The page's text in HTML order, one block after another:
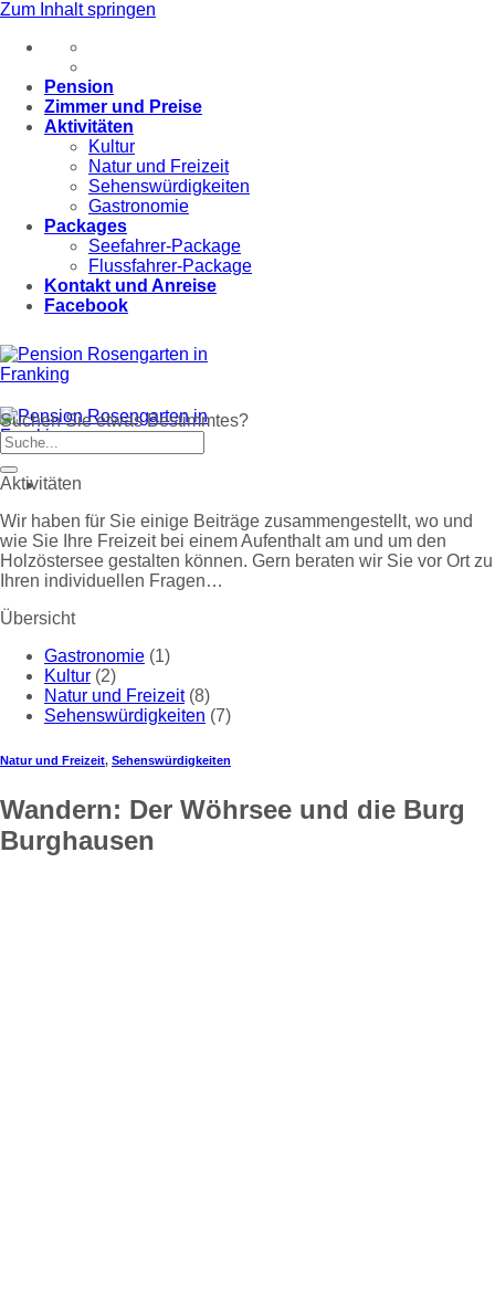
Zum Inhalt springen
Pension
Zimmer und Preise
Aktivitäten
Kultur
Natur und Freizeit
Sehenswürdigkeiten
Gastronomie
Packages
Seefahrer-Package
Flussfahrer-Package
Kontakt und Anreise
Facebook
Suchen Sie etwas Bestimmtes?
Aktivitäten
Wir haben für Sie einige Beiträge zusammengestellt, wo und
wie Sie Ihre Freizeit bei einem Aufenthalt am und um den
Holzöstersee gestalten können. Gern beraten wir Sie vor Ort zu
Ihren individuellen Fragen…
Übersicht
Gastronomie (1)
Kultur (2)
Natur und Freizeit(8)
Sehenswürdigkeiten (7)
Natur und Freizeit, Sehenswürdigkeiten
Wandern: Der Wöhrsee und die Burg
Burghausen